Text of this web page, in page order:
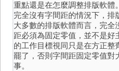
重點還是在怎麼調整排版軟體
完全沒有字間距的情況下，排
大多數的排版軟體而言，完全
距必須為固定零值，並不是好
的工作目標視同只是在方正整
罷了，否則字間距固定零值對
事。